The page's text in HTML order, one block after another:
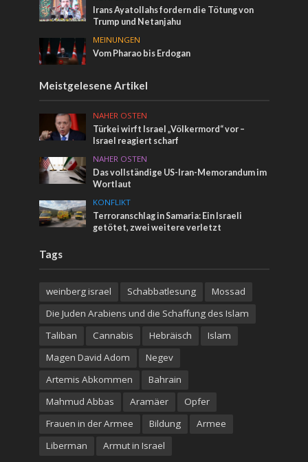
Irans Ayatollahs fordern die Tötung von
Trump und Netanjahu
MEINUNGEN
Vom Pharao bis Erdogan
Meistgelesene Artikel
NAHER OSTEN
Türkei wirft Israel „Völkermord“ vor –
Israel reagiert scharf
NAHER OSTEN
Das vollständige US-Iran-Memorandum im
Wortlaut
KONFLIKT
Terroranschlag in Samaria: Ein Israeli
getötet, zwei weitere verletzt
Tags
weinberg israel Schabbatlesung
Mossad
Die Juden Arabiens und die Schaffung des Islam
Taliban
Cannabis Hebräisch
Islam
Magen David Adom
Negev
Artemis Abkommen
Bahrain
Mahmud Abbas
Aramäer
Opfer
Frauen in der Armee
Bildung
Armee
Liberman
Armut in Israel